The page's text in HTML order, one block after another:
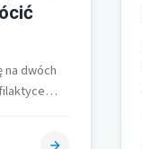
dwóch